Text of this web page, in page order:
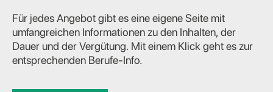
Für jedes Angebot gibt es eine eigene Seite mit
umfangreichen Informationen zu den Inhalten, der
Dauer und der Vergütung. Mit einem Klick geht es zur
entsprechenden Berufe-Info.